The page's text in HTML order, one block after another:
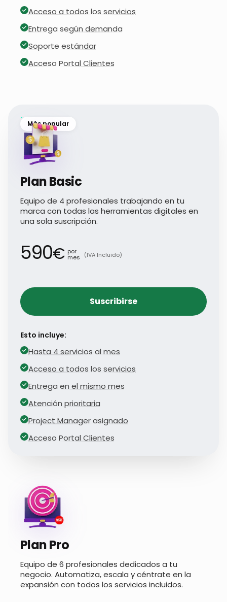
Acceso a todos los servicios
Entrega según demanda
Soporte estándar
Acceso Portal Clientes
Más popular
Plan Basic
Equipo de 4 profesionales trabajando en tu
marca con todas las herramientas digitales en
una sola suscripción.
590€ por
mes (IVA Incluido)
Suscribirse
Esto incluye:
Hasta 4 servicios al mes
Acceso a todos los servicios
Entrega en el mismo mes
Atención prioritaria
Project Manager asignado
Acceso Portal Clientes
Plan Pro
Equipo de 6 profesionales dedicados a tu
negocio. Automatiza, escala y céntrate en la
expansión con todos los servicios incluidos.